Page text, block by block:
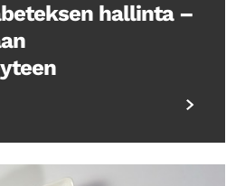
hallinta –